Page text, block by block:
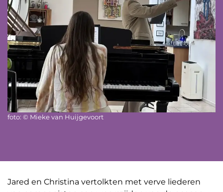
foto: © Mieke van Huijgevoort
Jared en Christina vertolkten met verve liederen